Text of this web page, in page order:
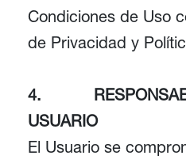
Condiciones de Uso
de Privacidad y
4.
USUARIO
El Usuario se